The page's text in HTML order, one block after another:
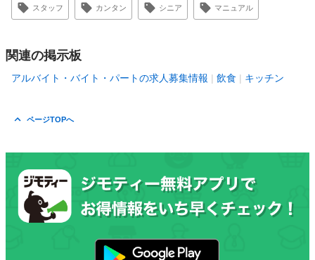
スタッフ カンタン シニア マニュアル
関連の掲示板
アルバイト・バイト・パートの求人募集情報 飲食 キッチン
ページTOPへ